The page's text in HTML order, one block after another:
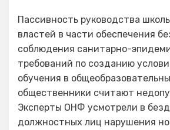
Пассивность руководства
властей в части обеспечения
соблюдения санитарно-
требований по созданию
обучения в
общественники считают
Эксперты ОНФ усмотрели в
должностных лиц нарушения